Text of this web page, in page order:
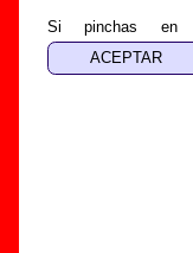
Si pinchas en
información
información.